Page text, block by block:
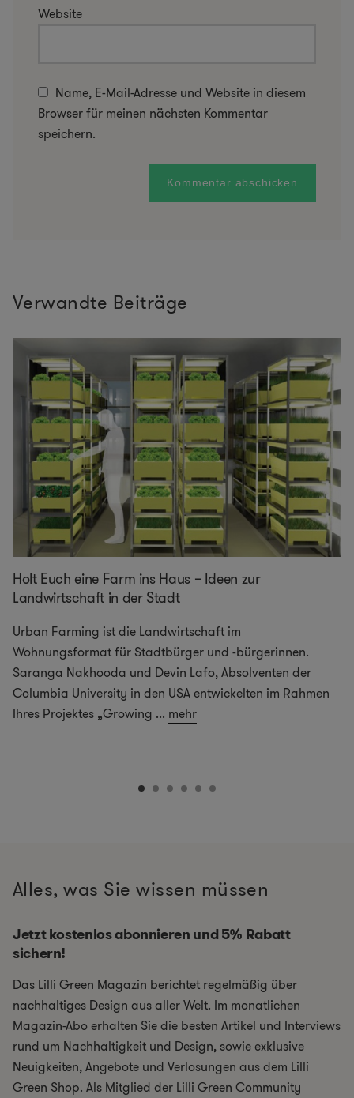
Website
Name, E-Mail-Adresse und Website in diesem
Browser für meinen nächsten Kommentar
speichern.
Verwandte Beiträge
Holt Euch eine Farm ins Haus – Ideen zur
Landwirtschaft in der Stadt
Urban Farming ist die Landwirtschaft im
Wohnungsformat für Stadtbürger und -bürgerinnen.
Saranga Nakhooda und Devin Lafo, Absolventen der
Columbia University in den USA entwickelten im Rahmen
Ihres Projektes „Growing ... mehr
Alles, was Sie wissen müssen
Jetzt kostenlos abonnieren und 5% Rabatt
sichern!
Das Lilli Green Magazin berichtet regelmäßig über
nachhaltiges Design aus aller Welt. Im monatlichen
Magazin-Abo erhalten Sie die besten Artikel und Interviews
rund um Nachhaltigkeit und Design, sowie exklusive
Neuigkeiten, Angebote und Verlosungen aus dem Lilli
Green Shop. Als Mitglied der Lilli Green Community